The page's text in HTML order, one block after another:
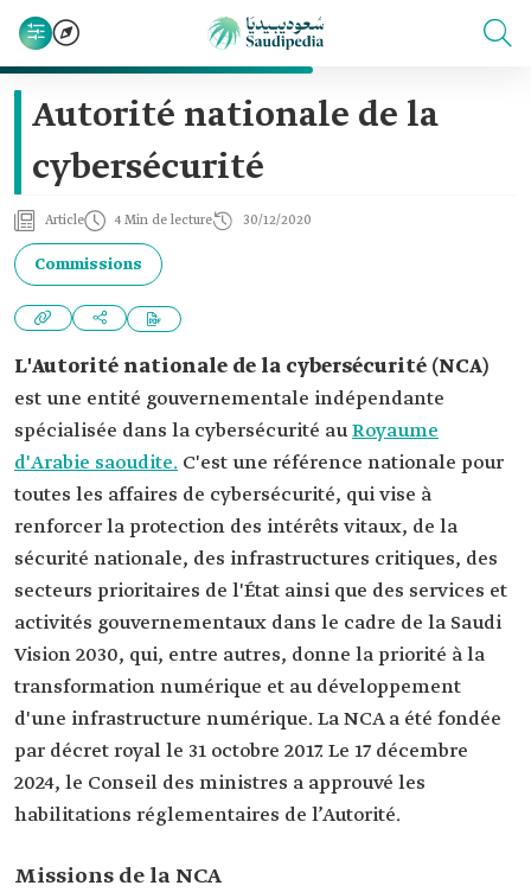
Autorité nationale de la
cybersécurité
Article 4 Min de lecture 30/12/2020
Commissions
L'Autorité nationale de la cybersécurité (NCA)
est une entité gouvernementale indépendante
spécialisée dans la cybersécurité auRoyaume
d'Arabie saoudite. C'est une référence nationale pour
toutes les affaires de cybersécurité, qui vise à
renforcer la protection des intérêts vitaux, de la
sécurité nationale, des infrastructures critiques, des
secteurs prioritaires de l'État ainsi que des services et
activités gouvernementaux dans le cadre de la Saudi
Vision 2030, qui, entre autres, donne la priorité à la
transformation numérique et au développement
d'une infrastructure numérique. La NCA a été fondée
par décret royal le 31 octobre 2017. Le 17 décembre
2024, le Conseil des ministres a approuvé les
habilitations réglementaires de l’Autorité.
Missions de la NCA